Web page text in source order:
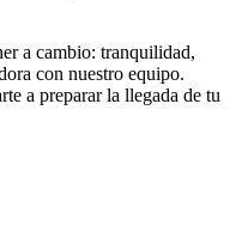
a cambio: tranquilidad,
con nuestro equipo.
a preparar la llegada de tu